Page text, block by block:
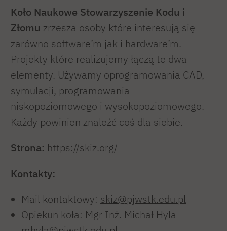
Koło Naukowe Stowarzyszenie Kodu i
Złomu zrzesza osoby które interesują się
zarówno software’m jak i hardware’m.
Projekty które realizujemy łączą te dwa
elementy. Używamy oprogramowania CAD,
symulacji, programowania
niskopoziomowego i wysokopoziomowego.
Każdy powinien znaleźć coś dla siebie.
Strona: https://skiz.org/
Kontakty:
Mail kontaktowy: skiz@pjwstk.edu.pl
Opiekun koła: Mgr Inż. Michał Hyla